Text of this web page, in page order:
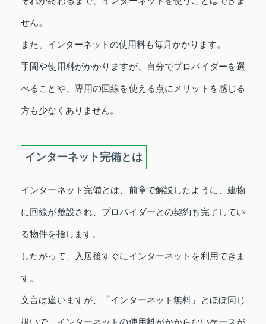
せん。
また、インターネットの使用料も毎月かかります。
手間や使用料がかかりますが、自分でプロバイダーを選
べることや、専用の回線を使える点にメリットを感じる
方も少なくありません。
インターネット完備とは
インターネット完備とは、前章で解説したように、建物
に回線が敷設され、プロバイダーとの契約も完了してい
る物件を指します。
したがって、入居後すぐにインターネットを利用できま
す。
文言は違いますが、「インターネット無料」とほぼ同じ
扱いで、インターネットの使用料がかからないケースが